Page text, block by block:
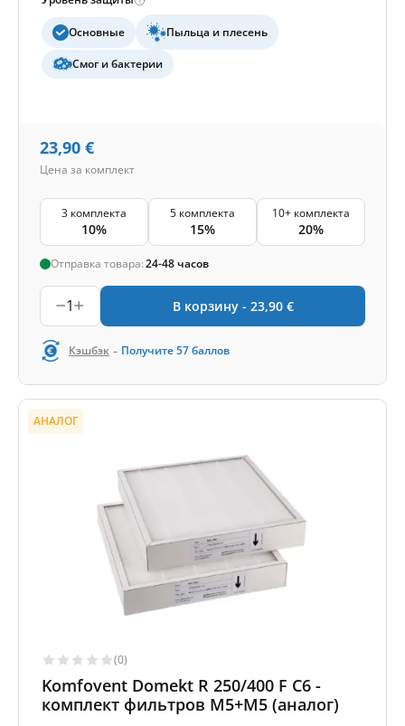
Основные Пыльца и плесень
Смог и бактерии
23,90 €
Цена за комплект
3 комплекта
10%
5 комплекта
15%
10+ комплекта
20%
Отправка товара:24-48 часов
1 В корзину - 23,90 €
Кэшбэк - Получите57баллов
АНАЛОГ
(0)
Komfovent Domekt R 250/400 F C6 -
комплект фильтров M5+M5 (аналог)